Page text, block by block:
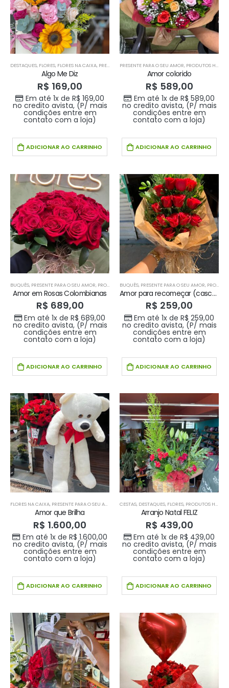
DESTAQUES, FLORES, FLORES NA CAIXA, PRESENTE PARA O SEU AMOR ,PRODUTOS HOME 1,
Algo Me Diz
R$ 169,00
Em até 1x de R$ 169,00
no credito avista, (P/ mais
condições entre em
contato com a loja)
ADICIONAR AO CARRINHO
PRESENTE PARA O SEU AMOR, PRODUTOS HOME 1
Amor colorido
R$ 589,00
Em até 1x de R$ 589,00
no credito avista, (P/ mais
condições entre em
contato com a loja)
ADICIONAR AO CARRINHO
BUQUÊS, PRESENTE PARA O SEU AMOR, PRODUTOS HOME 1
Amor em Rosas Colombianas
R$ 689,00
Em até 1x deR$ 689,00
no credito avista, (P/ mais
condições entre em
contato com a loja)
ADICIONAR AO CARRINHO
BUQUÊS, PRESENTE PARA O SEU AMOR, PRODUTOS HOME 1
Amor para recomeçar (cascata)
R$ 259,00
Em até 1x deR$ 259,00
no credito avista, (P/ mais
condições entre em
contato com a loja)
ADICIONAR AO CARRINHO
FLORES NA CAIXA, PRESENTE PARA O SEU AMOR PRODUTOS HOME 1,PRODUTOS HOME1,
Amor que Brilha
R$ 1.600,00
Em até 1x de R$ 1.600,00
no credito avista, (P/ mais
condições entre em
contato com a loja)
ADICIONAR AO CARRINHO
CESTAS, DESTAQUES, FLORES, PRODUTOS HOME 1
Arranjo Natal FELIZ
R$ 439,00
Em até 1x deR$ 439,00
no credito avista, (P/ mais
condições entre em
contato com a loja)
ADICIONAR AO CARRINHO
Buque Core P
0out of 5
R$198,00
Em até 1x de
credito avista,
(P/ mais
condições
entre em
contato com a
loja)
Buque Core P
0out of 5
R$198,00
Em até 1x de
credito avista,
(P/ mais
condições
entre em
contato com a
loja)